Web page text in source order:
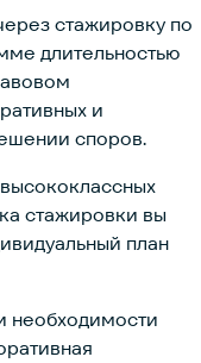
стажировку по
длительностью
и
споров.
стажировки вы
план
необходимости